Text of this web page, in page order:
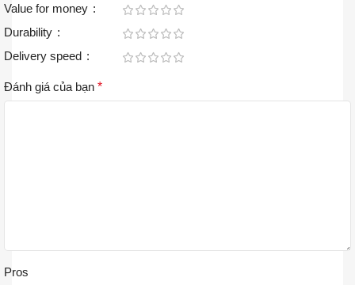
Value for money
Durability
Delivery speed
Đánh giá của bạn *
Pros